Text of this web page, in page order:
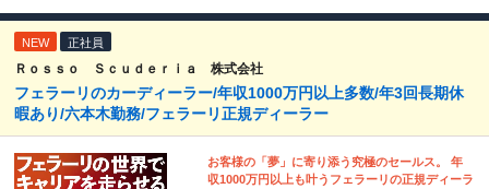
NEW 正社員
Ｒｏｓｓｏ Ｓｃｕｄｅｒｉａ 株式会社
フェラーリのカーディーラー/年収1000万円以上多数/年3回長期休
暇あり/六本木勤務/フェラーリ正規ディーラー
お客様の「夢」に寄り添う究極のセールス。 年
収1000万円以上も叶うフェラーリの正規ディーラ